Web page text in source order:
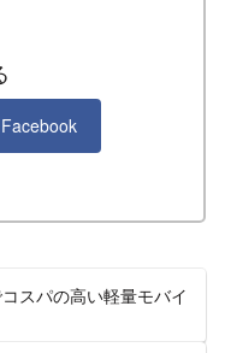
Facebook
スパの高い軽量モバイ